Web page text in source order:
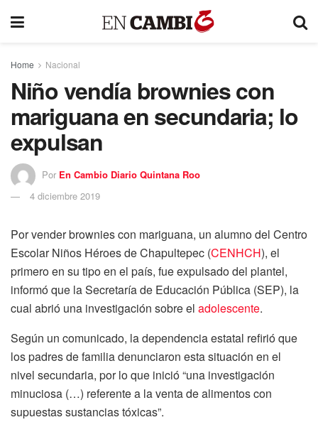
Home Nacional
Niño vendía brownies con
mariguana en secundaria; lo
expulsan
Por En Cambio Diario Quintana Roo
4 diciembre 2019
Por vender brownies con mariguana, un alumno del Centro
Escolar Niños Héroes de Chapultepec (CENHCH), el
primero en su tipo en el país, fue expulsado del plantel,
informó que la Secretaría de Educación Pública (SEP), la
cual abrió una investigación sobre el adolescente.
Según un comunicado, la dependencia estatal refirió que
los padres de familia denunciaron esta situación en el
nivel secundaria, por lo que inició “una investigación
minuciosa (…) referente a la venta de alimentos con
supuestas sustancias tóxicas”.